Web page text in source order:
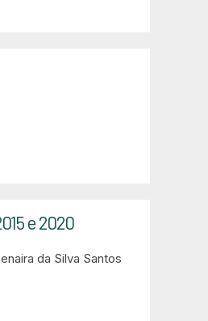
e 2020
da Silva Santos